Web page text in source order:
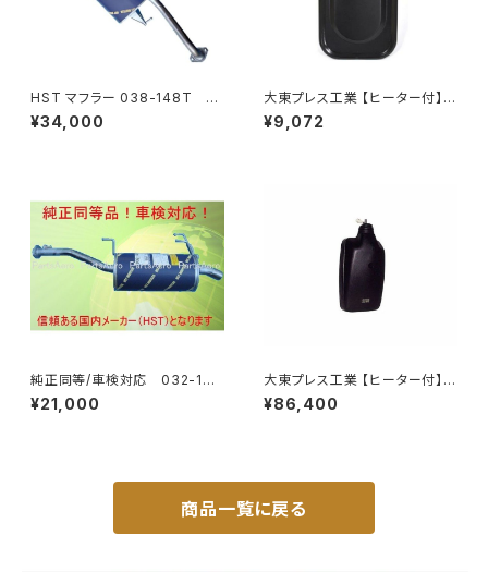
HST マフラー 038-148T プ
レミオ ZRT261 トヨタ 本体オ
ールステンレス 車検対応 純正
¥34,000
大東プレス工業 【ヒーター付】サ
イドミラー/バックミラーJ08 DI
-7BZ
¥9,072
純正同等/車検対応 032-132
タウンエース ライトエース トラ
ック
¥21,000
大東プレス工業 【ヒーター付】ハ
イウェイリモコンミラー DI-722
1CXE
¥86,400
商品一覧に戻る